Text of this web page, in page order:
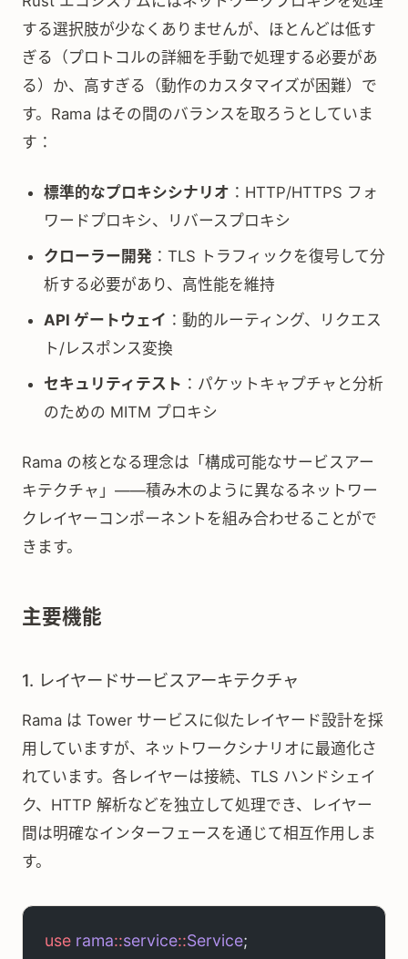
する選択肢が少なくありませんが、ほとんどは低す
ぎる（プロトコルの詳細を手動で処理する必要があ
る）か、高すぎる（動作のカスタマイズが困難）で
す。Rama はその間のバランスを取ろうとしていま
す：
標準的なプロキシシナリオ ：HTTP/HTTPS フォ
ワードプロキシ、リバースプロキシ
クローラー開発 ：TLS トラフィックを復号して分
析する必要があり、高性能を維持
API ゲートウェイ ：動的ルーティング、リクエス
ト/レスポンス変換
セキュリティテスト ：パケットキャプチャと分析
のための MITM プロキシ
Rama の核となる理念は「構成可能なサービスアー
キテクチャ」——積み木のように異なるネットワー
クレイヤーコンポーネントを組み合わせることがで
きます。
主要機能
1. レイヤードサービスアーキテクチャ
Rama は Tower サービスに似たレイヤード設計を採
用していますが、ネットワークシナリオに最適化さ
れています。各レイヤーは接続、TLS ハンドシェイ
ク、HTTP 解析などを独立して処理でき、レイヤー
間は明確なインターフェースを通じて相互作用しま
す。
use rama::service::Service;